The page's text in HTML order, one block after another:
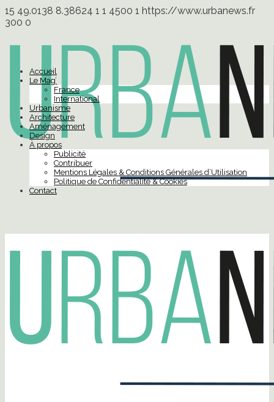
15 49.0138 8.38624 1 1 4500 1 https://www.urbanews.fr
300 0
Accueil
Le Mag’
France
International
Urbanisme
Architecture
Aménagement
Design
À propos
Publicité
Contribuer
Mentions Légales & Conditions Générales d’Utilisation
Politique de Confidentialité & Cookies
Contact